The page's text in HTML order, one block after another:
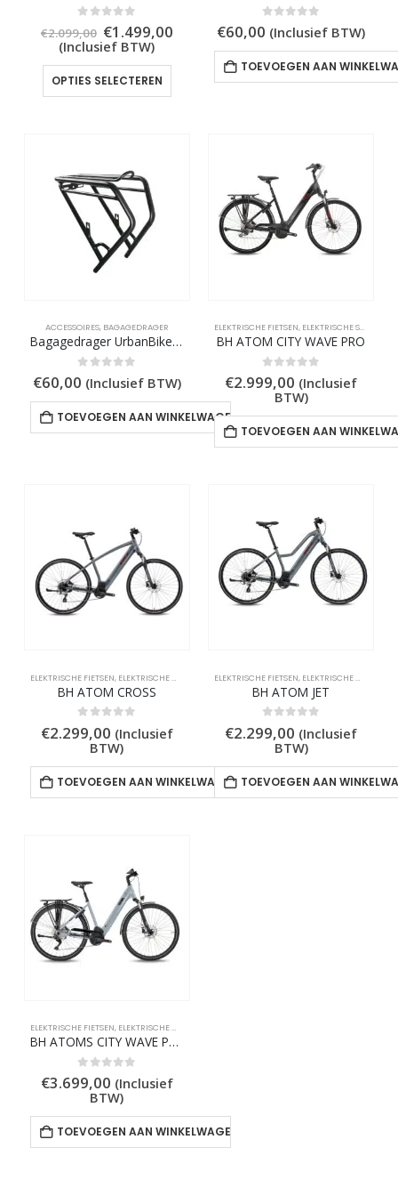
out of 5
€2.099,00 Oorspronkelijke
prijs
€2.099,00.
€1.499,00Huidige
€1.499,00.
(Inclusief BTW)
OPTIES SELECTEREN
product
gekozen
0 out of 5
€60,00 (Inclusief BTW)
TOEVOEGEN AAN
ACCESSOIRES, BAGAGEDRAGER
Bagagedrager UrbanBiker voor Viena 23 en Sidney 23
0
€60,00 (Inclusief BTW)
TOEVOEGEN AAN WINKELWAGEN
ELEKTRISCHE FIETSEN, ELEKTRISCHE STADSFIETSEN
BH ATOM CITY WAVE PRO
0out of 5
€2.999,00 (Inclusief
BTW)
TOEVOEGEN AAN
ELEKTRISCHE FIETSEN, ELEKTRISCHE MIDDENMOTORS ,ELEKTRISCHE STADSFIETSEN,
BH ATOM CROSS
0out of 5
€2.299,00 (Inclusief
BTW)
TOEVOEGEN AAN WINKELWAGEN
ELEKTRISCHE FIETSEN, ELEKTRISCHE MIDDENMOTORS
BH ATOM JET
0out of 5
€2.299,00 (Inclusief
BTW)
TOEVOEGEN AAN
ELEKTRISCHE FIETSEN, ELEKTRISCHE MIDDENMOTORS
BH ATOMS CITY WAVE PRO
0out of 5
€3.699,00 (Inclusief
BTW)
TOEVOEGEN AAN WINKELWAGEN